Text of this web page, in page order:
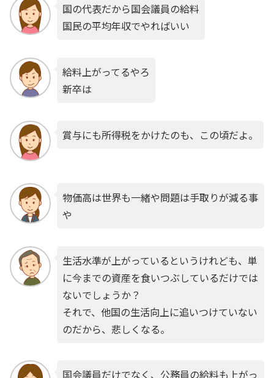
国の代表だから国会議員の給料
国民の平均年収でやればいい
給料上がってるやろ
新卒は
賞与にも所得税をかけたのも、この頃だよ。
物価高は世界も一緒や問題は手取りが減る事
や
生活水準が上がっているというけれども、単
に今までの資産を食いつぶしているだけでは
ないでしょうか？
それで、他国の生活向上に追いつけていない
のだから、悲しくなる。
国会議員だけでなく、公務員の給料も上がっ